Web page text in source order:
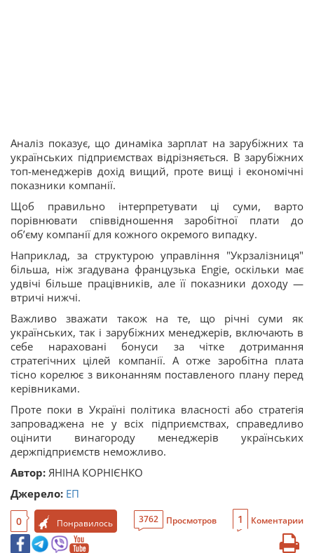
Аналіз показує, що динаміка зарплат на зарубіжних та
українських підприємствах відрізняється. В зарубіжних
топ-менеджерів дохід вищий, проте вищі і економічні
показники компанії.
Щоб правильно інтерпретувати ці суми, варто
порівнювати співвідношення заробітної плати до
об’єму компанії для кожного окремого випадку.
Наприклад, за структурою управління "Укрзалізниця"
більша, ніж згадувана французька Engie, оскільки має
удвічі більше працівників, але її показники доходу —
втричі нижчі.
Важливо зважати також на те, що річні суми як
українських, так і зарубіжних менеджерів, включають в
себе нараховані бонуси за чітке дотримання
стратегічних цілей компанії. А отже заробітна плата
тісно корелює з виконанням поставленого плану перед
керівниками.
Проте поки в Україні політика власності або стратегія
запроваджена не у всіх підприємствах, справедливо
оцінити винагороду менеджерів українських
держпідприємств неможливо.
Автор: ЯНІНА КОРНІЄНКО
Джерело: ЕП
0 Понравилось 3762 Просмотров 1 Коментарии